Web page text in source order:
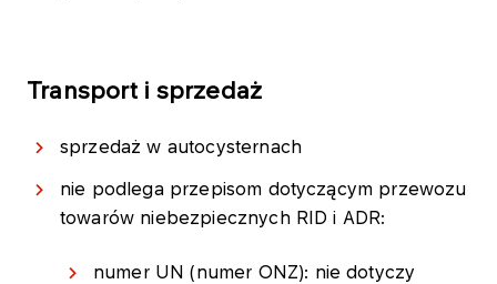
Transport i sprzedaż
sprzedaż w autocysternach
nie podlega przepisom dotyczącym przewozu
towarów niebezpiecznych RID i ADR:
numer UN (numer ONZ): nie dotyczy